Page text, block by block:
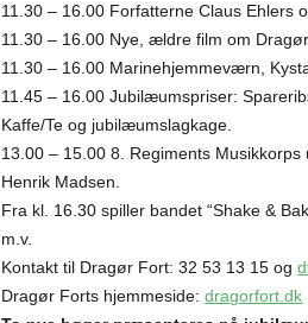
11.30 – 16.00 Forfatterne Claus Ehlers
11.30 – 16.00 Nye, ældre film om
11.30 – 16.00 Marinehjemmeværn,
11.45 – 16.00 Jubilæumspriser:
Kaffe/Te og jubilæumslagkage.
13.00 – 15.00 8. Regiments
Henrik Madsen.
Fra kl. 16.30 spiller bandet “Shake &
m.v.
Kontakt til Dragør Fort: 32 53 13 15 og
Dragør Forts hjemmeside:dragorfort.dk